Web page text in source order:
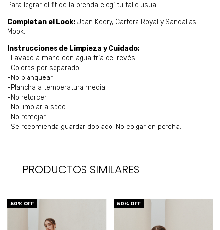
Para lograr el fit de la prenda elegí tu talle usual.
Completan el Look: Jean Keery, Cartera Royal y Sandalias
Mook.
Instrucciones de Limpieza y Cuidado:
-Lavado a mano con agua fría del revés.
-Colores por separado.
-No blanquear.
-Plancha a temperatura media.
-No retorcer.
-No limpiar a seco.
-No remojar.
-Se recomienda guardar doblado. No colgar en percha.
PRODUCTOS SIMILARES
50% OFF 50% OFF